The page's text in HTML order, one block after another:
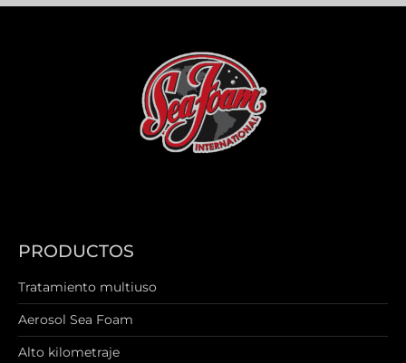
PRODUCTOS
Tratamiento multiuso
Aerosol Sea Foam
Alto kilometraje